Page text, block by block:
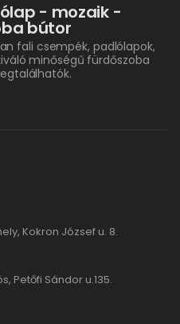
- mozaik -
bútor
fali csempék, padlólapok,
minőségű fürdőszoba
Kokron József u. 8.
Petőfi Sándor u.135.